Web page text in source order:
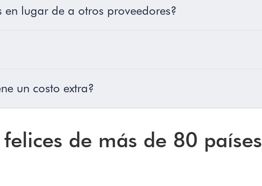
lugar de a otros proveedores?
un costo extra?
de más de 80 países